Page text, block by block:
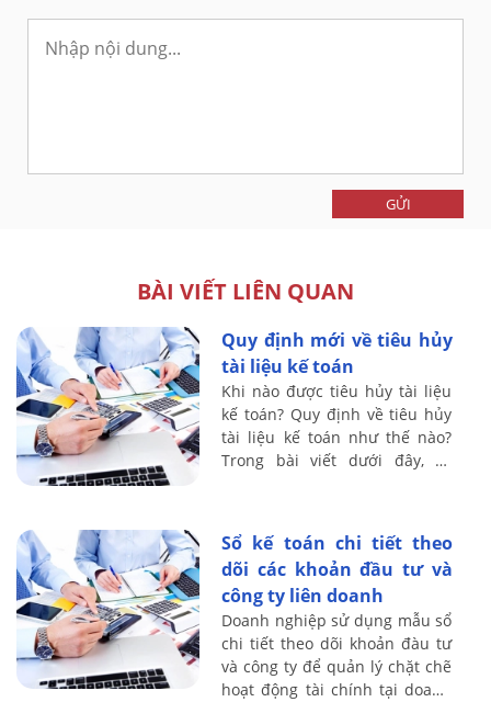
GỬI
BÀI VIẾT LIÊN QUAN
Quy định mới về tiêu hủy
tài liệu kế toán
Khi nào được tiêu hủy tài liệu
kế toán? Quy định về tiêu hủy
tài liệu kế toán như thế nào?
Trong bài viết dưới đây, kế
Sổ kế toán chi tiết theo
dõi các khoản đầu tư và
công ty liên doanh
Doanh nghiệp sử dụng mẫu sổ
chi tiết theo dõi khoản đàu tư
và công ty để quản lý chặt chẽ
hoạt động tài chính tại doanh